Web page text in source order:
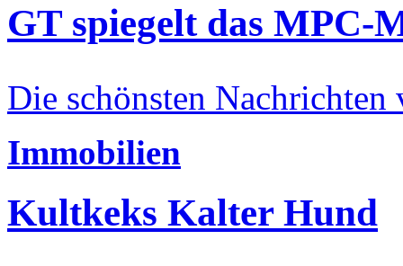
GT spiegelt das MPC-
Die schönsten Nachrichten
Immobilien
Kultkeks Kalter Hund